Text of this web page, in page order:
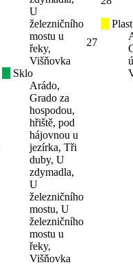
U
železničního
mostu u
řeky,
Višňovka
Sklo
Arádo,
Grado za
hospodou,
hřiště, pod
hájovnou u
jezírka, Tři
duby, U
zdymadla,
U
železničního
mostu, U
železničního
mostu u
řeky,
Višňovka
27
Plast